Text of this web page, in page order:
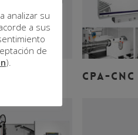
CPA-CNC
analizar su
a sus
de
).